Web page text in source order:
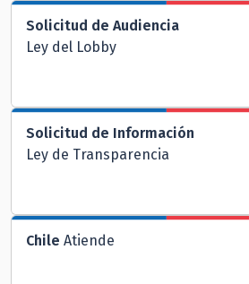
Solicitud de Audiencia
Ley del Lobby
Solicitud de Información
Ley de Transparencia
Chile Atiende